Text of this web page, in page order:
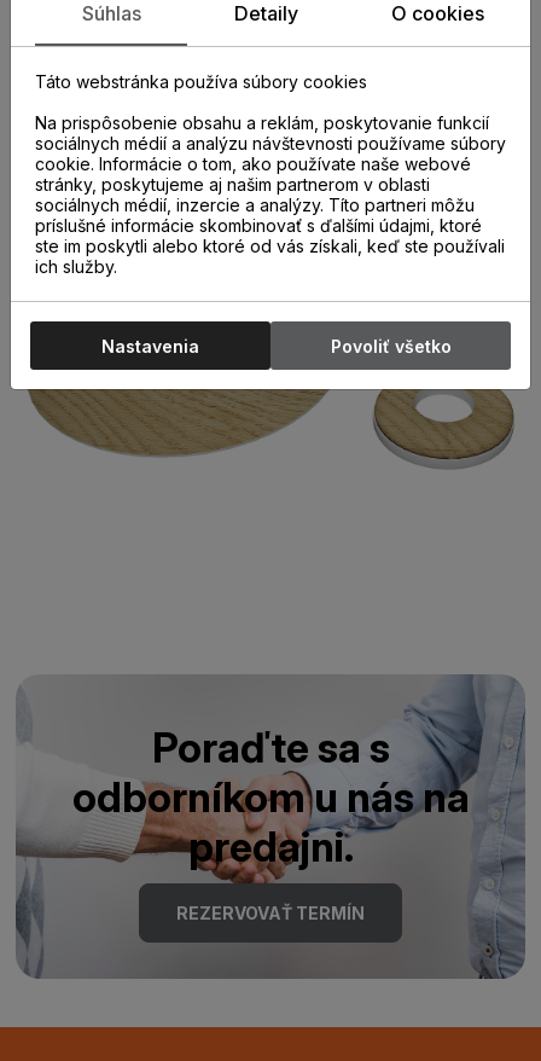
podlahou. Balenie obsahuje 2 ks radiátorových roziet a
náhradné vymeniteľné adaptéry pre priemery potrubia
15mm ,18mm a 22mm . Jednoduchá montáž bez použitia
náradia a lepidla . Dostupné vo farbe čiernej a viacerých
odtieňoch dreva .
Poraďte sa s
odborníkom u nás na
predajni.
REZERVOVAŤ TERMÍN
Súhlas Detaily O cookies
Táto webstránka používa súbory cookies
Na prispôsobenie obsahu a reklám, poskytovanie funkcií
sociálnych médií a analýzu návštevnosti používame súbory
cookie. Informácie o tom, ako používate naše webové
stránky, poskytujeme aj našim partnerom v oblasti
sociálnych médií, inzercie a analýzy. Títo partneri môžu
príslušné informácie skombinovať s ďalšími údajmi, ktoré
ste im poskytli alebo ktoré od vás získali, keď ste používali
ich služby.
Nastavenia Povoliť všetko